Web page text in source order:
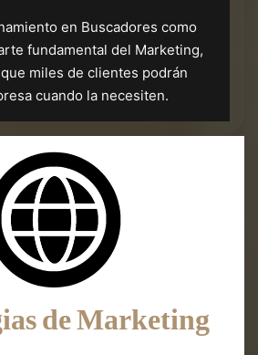
en Buscadores como
fundamental del Marketing,
miles de clientes podrán
cuando la necesiten.
de Marketing